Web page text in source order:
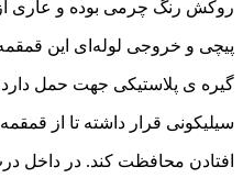
پیچی و خروجی لوله‌ای این
گیره ی پلاستیکی جهت حمل
سیلیکونی قرار داشته تا از
افتادن محافظت کند. در داخل